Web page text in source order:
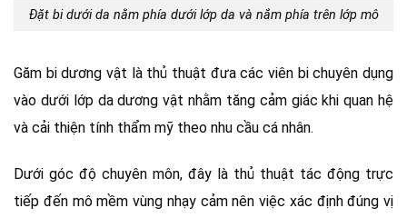
Đặt bi dưới da nằm phía dưới lớp da và nắm phía trên lớp mô
Găm bi dương vật là thủ thuật đưa các viên bi chuyên dụng
vào dưới lớp da dương vật nhằm tăng cảm giác khi quan hệ
và cải thiện tính thẩm mỹ theo nhu cầu cá nhân.
Dưới góc độ chuyên môn, đây là thủ thuật tác động trực
tiếp đến mô mềm vùng nhạy cảm nên việc xác định đúng vị